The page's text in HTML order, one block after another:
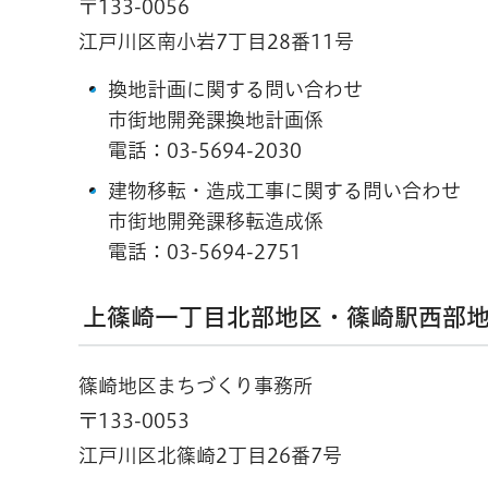
〒133-0056
江戸川区南小岩7丁目28番11号
換地計画に関する問い合わせ
市街地開発課換地計画係
電話： 03-5694-2030
建物移転・造成工事に関する問い合わせ
市街地開発課移転造成係
電話： 03-5694-2751
上篠崎一丁目北部地区・篠崎駅西部
篠崎地区まちづくり事務所
〒133-0053
江戸川区北篠崎2丁目26番7号